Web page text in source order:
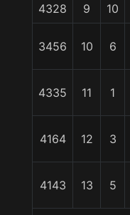
4328 9 10
3456 10 6
4335 11 1
4164 12 3
4143 13 5